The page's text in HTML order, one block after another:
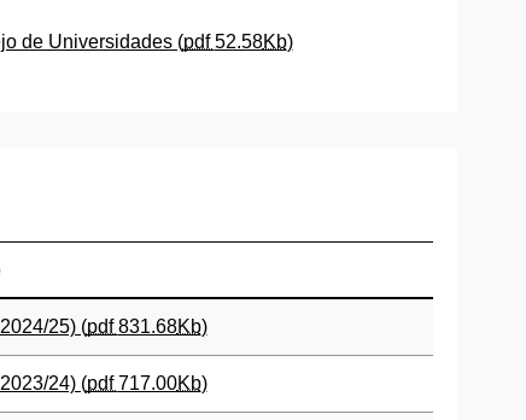
de Universidades (pdf52.58Kb)
25) (pdf831.68Kb)
24) (pdf717.00Kb)